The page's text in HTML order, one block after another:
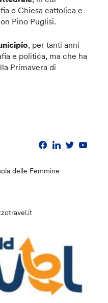
e Chiesa cattolica e
Pino Puglisi.
, per tanti anni
e politica, ma che ha
Primavera di
delle Femmine